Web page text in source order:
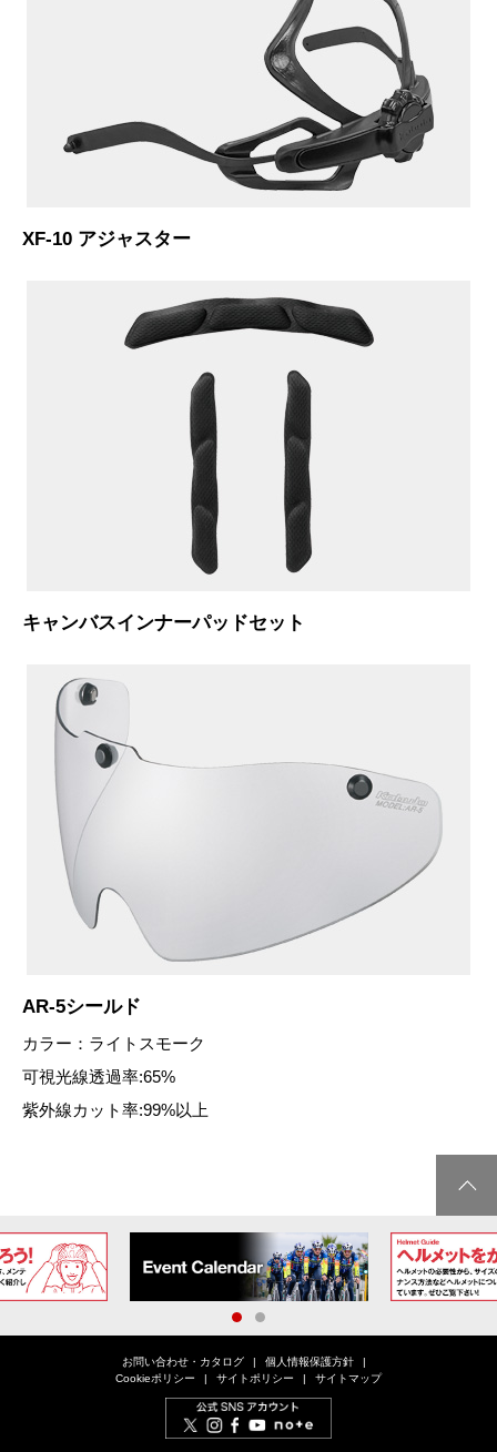
XF-10 アジャスター
キャンバスインナーパッドセット
AR-5シールド
カラー：ライトスモーク
可視光線透過率:65%
紫外線カット率:99%以上
1
お問い合わせ・カタログ
個人情報保護方針
Cookieポリシー
サイトポリシー サイトマップ